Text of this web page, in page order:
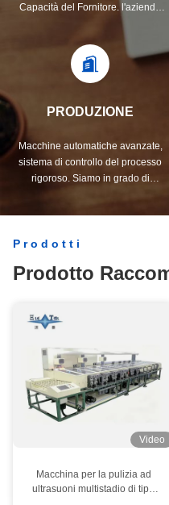
Capacità del Fornitore. l'azienda
professionale.
PRODUZIONE
Macchine automatiche avanzate,
sistema di controllo del processo
rigoroso. Siamo in grado di
Prodotti
Prodotto
Video
Macchina per la pulizia ad
ultrasuoni multistadio di tipo